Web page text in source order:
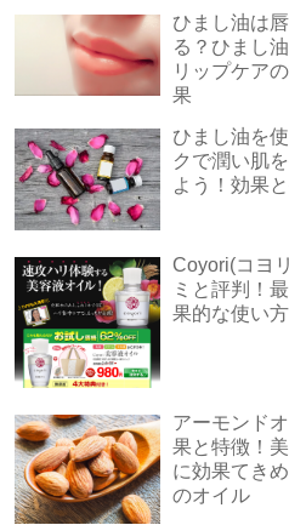
ひまし油は
る？ひまし
リップケア
果
ひまし油を
クで潤い肌
よう！効果
Coyori(コヨ
ミと評判！
果的な使い
アーモンド
果と特徴！
に効果てき
のオイル